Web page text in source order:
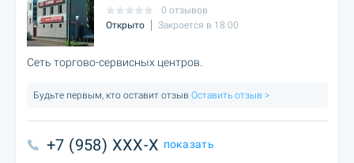
0 отзывов
Открыто
Закроется в 18:00
Сеть торгово-сервисных центров.
Будьте первым, кто оставит отзыв Оставить отзыв >
+7 (958) XXX-X показать